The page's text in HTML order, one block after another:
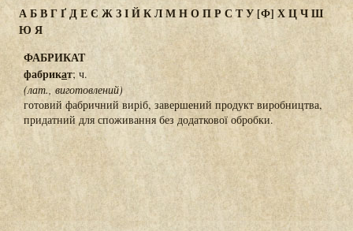
АБВГҐДЕЄ ЖЗІЙКЛМНОПР СТУ[Ф] ХЦЧШ
Ю Я
ФАБРИКАТ
фабрикат; ч.
(лат., виготовлений)
готовий фабричний виріб, завершений продукт виробництва,
придатний для споживання без додаткової обробки.